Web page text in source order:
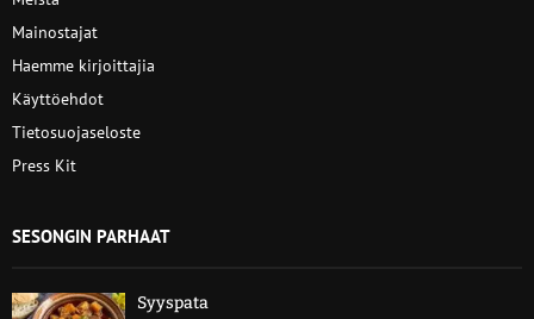
Mainostajat
Haemme kirjoittajia
Käyttöehdot
Tietosuojaseloste
Press Kit
SESONGIN PARHAAT
Syyspata